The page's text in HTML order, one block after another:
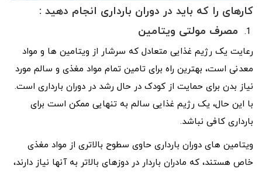
کارهای را که باید در دوران بارداری انجام دهید :
مصرف مولتی ویتامین
رعایت یک رژیم غذایی متعادل که سرشار از ویتامین ها و مواد
معدنی است، بهترین راه برای تامین تمام مواد مغذی و سالم مورد
نیاز بدن برای حمایت از کودک در حال رشد در دوران بارداری است.
با این حال، یک رژیم غذایی سالم به تنهایی ممکن است برای
بارداری کافی نباشد.
ویتامین های دوران بارداری حاوی سطوح بالاتری از مواد مغذی
خاص هستند، که مادران باردار در دوزهای بالاتر به آنها نیاز دارند،